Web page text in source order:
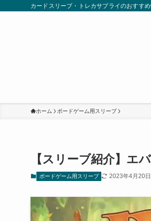
カードスリーブ・トレカサプライのおすす
ホーム ボードゲーム用スリーブ
【スリーブ紹介】エ
ボードゲーム用スリーブ 2023年4月20日